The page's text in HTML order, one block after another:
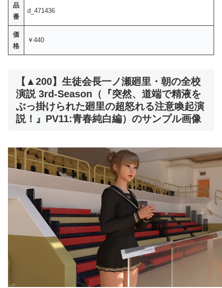
品
番
d_471436
価
格
￥440
【▲200】生徒会長一ノ瀬廻里・朝の全校
演説 3rd-Season（『突然、道端で精液を
ぶっ掛けられた廻里の超怒れる注意喚起演
説！』PV11:青春純白編）のサンプル画像